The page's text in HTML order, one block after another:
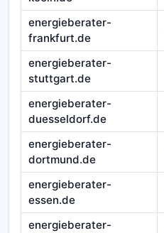
energieberater-
frankfurt.de
energieberater-
stuttgart.de
energieberater-
duesseldorf.de
energieberater-
dortmund.de
energieberater-
essen.de
energieberater-